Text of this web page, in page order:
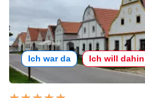
Ich war da Ich will dahin